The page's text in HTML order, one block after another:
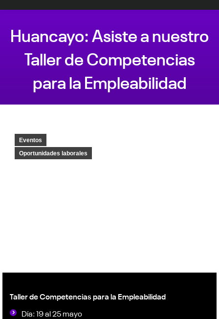
Huancayo: Asiste a nuestro
Taller de Competencias
para la Empleabilidad
Eventos
Oportunidades laborales
TallerdeCompetencias para la Empleabilidad
Día: 19 al 25 mayo